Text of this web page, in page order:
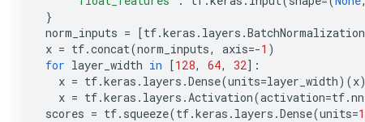
}
norm_inputs = [tf.keras . layers .BatchNormalization
x = tf.concat(norm_inputs, axis=-1 )
for layer_width in [128, 64, 32]:
x = tf.keras . layers .Dense(units=layer_width)(x)
x = tf.keras . layers .Activation(activation=tf.nn
scores = tf. squeeze(tf.keras . layers .Dense(units=1